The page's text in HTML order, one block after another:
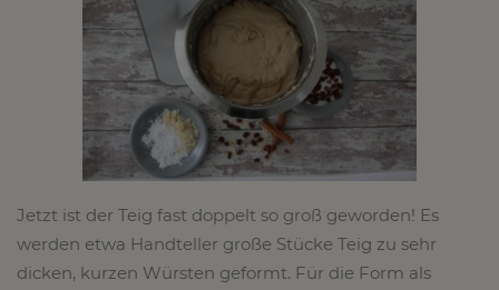
Jetzt ist der Teig fast doppelt so groß geworden! Es
werden etwa Handteller große Stücke Teig zu sehr
dicken, kurzen Würsten geformt. Für die Form als